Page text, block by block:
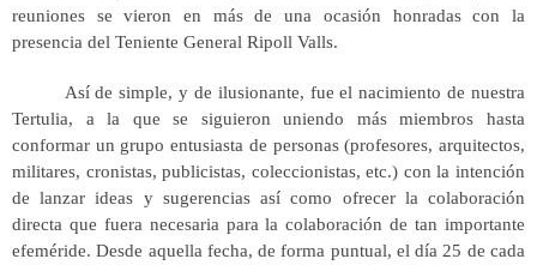
reuniones se vieron en más de una ocasión honradas con la
presencia del Teniente General Ripoll Valls.
Así de simple, y de ilusionante, fue el nacimiento de nuestra
Tertulia, a la que se siguieron uniendo más miembros hasta
conformar un grupo entusiasta de personas (profesores, arquitectos,
militares, cronistas, publicistas, coleccionistas, etc.) con la intención
de lanzar ideas y sugerencias así como ofrecer la colaboración
directa que fuera necesaria para la colaboración de tan importante
efeméride. Desde aquella fecha, de forma puntual, el día 25 de cada